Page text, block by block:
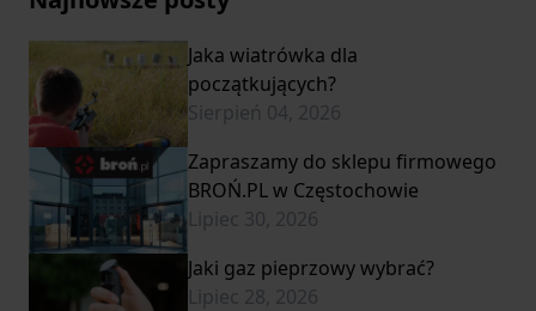
Jaka wiatrówka dla
początkujących?
Sierpień 04, 2026
Zapraszamy do sklepu firmowego
BROŃ.PL w Częstochowie
Lipiec 30, 2026
Jaki gaz pieprzowy wybrać?
Lipiec 28, 2026